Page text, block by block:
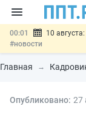
00:01
10
#новости
07.08 Подписан
«Честный знак»
07.08 Госпошлину
Главная
Опубликовано: 27